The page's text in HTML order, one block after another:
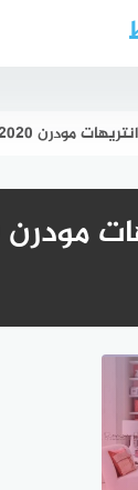
مودرن 2020 امريكى"